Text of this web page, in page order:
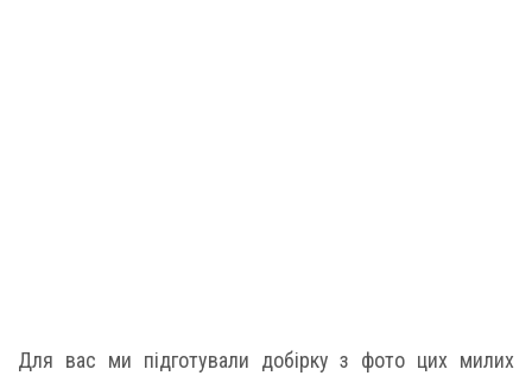
Для вас ми підготували добірку з фото цих милих